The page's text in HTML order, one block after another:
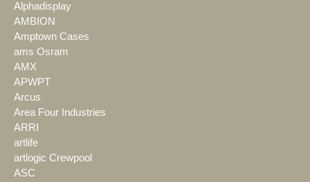
Alphadisplay
AMBION
Amptown Cases
ams Osram
AMX
APWPT
Arcus
Area Four Industries
ARRI
artlife
artlogic Crewpool
ASC